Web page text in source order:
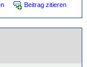
Beitrag zitieren